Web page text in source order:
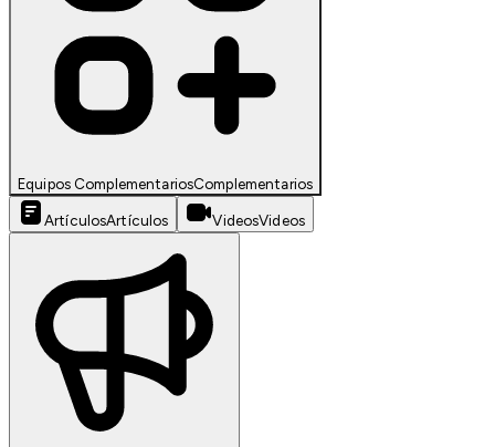
Equipos ComplementariosComplementarios
ArtículosArtículos VideosVideos